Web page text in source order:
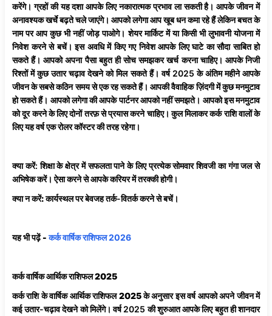
करेंगे। ग्रहों की यह दशा आपके लिए नकारात्मक प्रभाव ला सकती है। आपके जीवन में
अनावश्यक खर्चे बढ़ते चले जाएंगे। आपको लगेगा आप खूब धन कमा रहे हैं लेकिन बचत के
नाम पर आप कुछ भी नहीं जोड़ पाओगे। शेयर मार्किट में या किसी भी लुभावनी योजना में
निवेश करने से बचें। इस अवधि में किए गए निवेश आपके लिए घाटे का सौदा साबित हो
सकते हैं। आपको अपना पैसा बहुत ही सोच समझकर खर्च करना चाहिए। आपके निजी
रिश्तों में कुछ उतार चढ़ाव देखने को मिल सकते हैं। वर्ष 2025 के अंतिम महीने आपके
जीवन के सबसे कठिन समय से एक रह सकते हैं। आपकी वैवाहिक ज़िंदगी में कुछ मनमुटाव
हो सकते हैं। आपको लगेगा की आपके पार्टनर आपको नहीं समझते। आपको इस मनमुटाव
को दूर करने के लिए दोनों तरफ़ से प्रयास करने चाहिए। कुल मिलाकर कर्क राशि वालों के
लिए यह वर्ष एक रोलर कॉस्टर की तरह रहेगा।
क्या करें: शिक्षा के क्षेत्र में सफलता पाने के लिए प्रत्येक सोमवार शिवजी का गंगा जल से
अभिषेक करें। ऐसा करने से आपके करियर में तरक्की होगी।
क्यानकरें:कार्यस्थल पर बेवजह तर्क-वितर्क करने से बचें।
यह भी पढ़ें -कर्क वार्षिक राशिफल 2026
कर्क वार्षिक आर्थिक राशिफल 2025
कर्क राशि केवार्षिक आर्थिक राशिफल 2025के अनुसार इस वर्ष आपको अपने जीवन में
कई उतार-चढ़ाव देखने को मिलेंगे। वर्ष 2025 की शुरुआत आपके लिए बहुत ही शानदार